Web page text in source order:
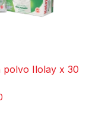
polvo Ilolay x 30